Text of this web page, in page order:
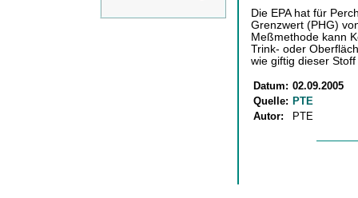
Die EPA hat für
Grenzwert (PHG)
Meßmethode kann
Trink- oder
wie giftig dieser
Datum: 02.09.2005
Quelle: PTE
Autor:
PTE